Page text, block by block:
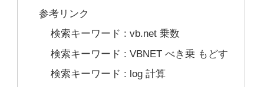
参考リンク
検索キーワード : vb.net 乗数
検索キーワード : VBNET べき乗 もどす
検索キーワード : log 計算